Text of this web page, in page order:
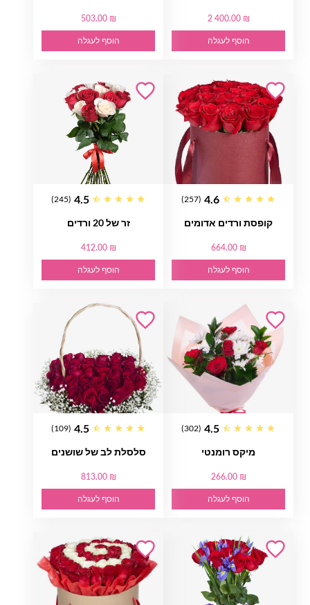
2 400.00 ₪
הוסף לעגלה
503.00 ₪
הוסף לעגלה
4.6
(257)
קופסת ורדים אדומים
664.00 ₪
הוסף לעגלה
4.5
(245)
זר של 20 ורדים
412.00 ₪
הוסף לעגלה
4.5
(302)
מיקס רומנטי
266.00 ₪
הוסף לעגלה
4.5
(109)
סלסלת לב של שושנים
813.00 ₪
הוסף לעגלה